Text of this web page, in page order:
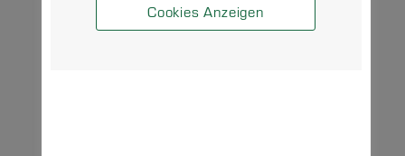
Cookies Anzeigen